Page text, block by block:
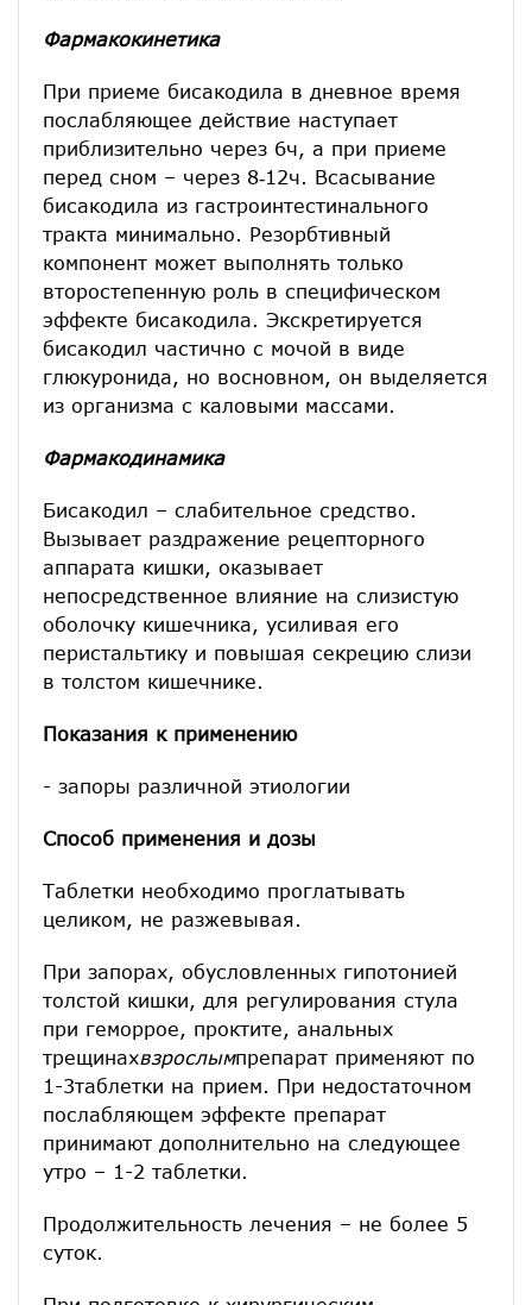
Фармакокинетика
При приеме бисакодила в дневное время
послабляющее действие наступает
приблизительно через 6ч, а при приеме
перед сном – через 8‑12ч. Всасывание
бисакодила из гастроинтестинального
тракта минимально. Резорбтивный
компонент может выполнять только
второстепенную роль в специфическом
эффекте бисакодила. Экскретируется
бисакодил частично с мочой в виде
глюкуронида, но восновном, он выделяется
из организма с каловыми массами.
Фармакодинамика
Бисакодил – слабительное средство.
Вызывает раздражение рецепторного
аппарата кишки, оказывает
непосредственное влияние на слизистую
оболочку кишечника, усиливая его
перистальтику и повышая секрецию слизи
в толстом кишечнике.
Показания к применению
- запоры различной этиологии
Способ применения и дозы
Таблетки необходимо проглатывать
целиком, не разжевывая.
При запорах, обусловленных гипотонией
толстой кишки, для регулирования стула
при геморрое, проктите, анальных
трещинахвзрослымпрепарат применяют по
1-3таблетки на прием. При недостаточном
послабляющем эффекте препарат
принимают дополнительно на следующее
утро – 1-2 таблетки.
Продолжительность лечения – не более 5
суток.